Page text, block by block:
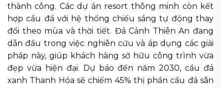
thành công. Các dự án resort thông minh còn kết
hợp cầu đá với hệ thống chiếu sáng tự động thay
đổi theo mùa và thời tiết. Đá Cảnh Thiên An đang
dẫn đầu trong việc nghiên cứu và áp dụng các giải
pháp này, giúp khách hàng sở hữu công trình vừa
đẹp vừa hiện đại. Dự báo đến năm 2030, cầu đá
xanh Thanh Hóa sẽ chiếm 45% thị phần cầu đá sân